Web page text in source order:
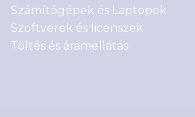
Számítógépek és Laptopok
Szoftverek és licenszek
Töltés és áramellátás